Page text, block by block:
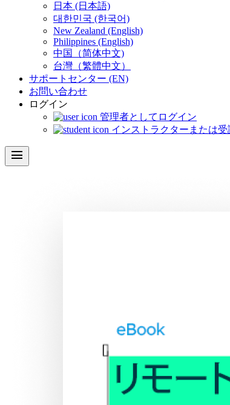
日本 (日本語)
대한민국 (한국어)
New Zealand (English)
Philippines (English)
中国（简体中文)
台灣（繁體中文）
サポートセンター (EN)
お問い合わせ
ログイン
管理者としてログイン
インストラクターまたは
menu